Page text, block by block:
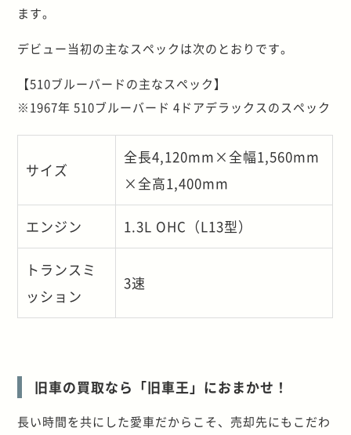
ます。
デビュー当初の主なスペックは次のとおりです。
【510ブルーバードの主なスペック】
※1967年 510ブルーバード 4ドアデラックスのスペック
サイズ
全長4,120mm×全幅1,560mm
×全高1,400mm
エンジン 1.3L OHC（L13型）
トランスミ
ッション
3速
旧車の買取なら「旧車王」におまかせ！
長い時間を共にした愛車だからこそ、売却先にもこだわ